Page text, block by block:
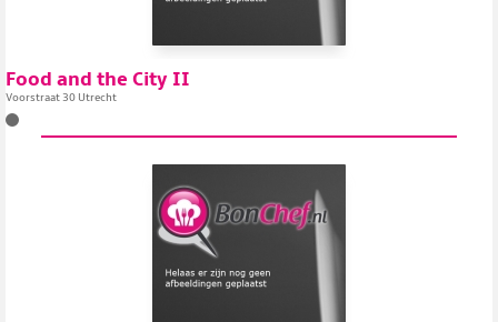
Food and the City II
Voorstraat 30 Utrecht